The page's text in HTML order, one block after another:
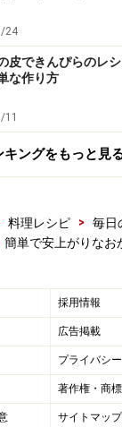
24
皮できんぴらのレ
な作り方
11
キングをもっと見
料理レシピ > 毎日
簡単で安上がりな
採用情報
広告掲載
プライバシ
著作権・商
サイトマップ